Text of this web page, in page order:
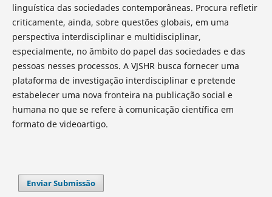
linguística das sociedades contemporâneas. Procura refletir
criticamente, ainda, sobre questões globais, em uma
perspectiva interdisciplinar e multidisciplinar,
especialmente, no âmbito do papel das sociedades e das
pessoas nesses processos. A VJSHR busca fornecer uma
plataforma de investigação interdisciplinar e pretende
estabelecer uma nova fronteira na publicação social e
humana no que se refere à comunicação científica em
formato de videoartigo.
Enviar Submissão